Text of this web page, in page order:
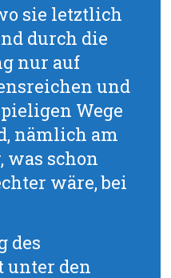
sie letztlich
durch die
nur auf
und
Wege
nämlich am
was schon
wäre, bei
des
unter den